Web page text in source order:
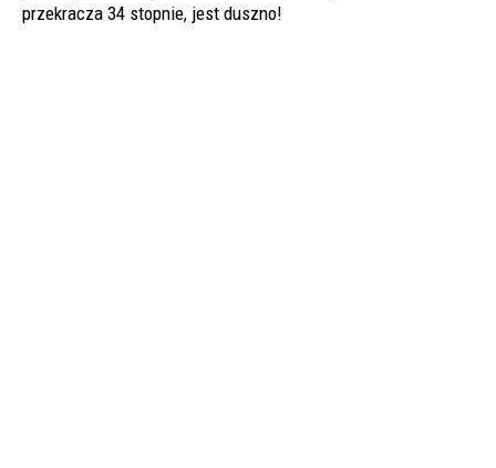
przekracza 34 stopnie, jest duszno!